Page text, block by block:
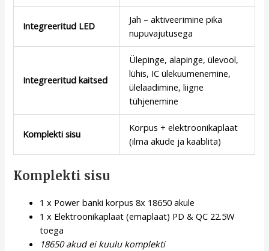
Integreeritud LED
Jah – aktiveerimine pika
nupuvajutusega
Integreeritud kaitsed
Ülepinge, alapinge, ülevool,
lühis, IC ülekuumenemine,
ülelaadimine, liigne
tühjenemine
Komplekti sisu
Korpus + elektroonikaplaat
(ilma akude ja kaablita)
Komplekti sisu
1 x Power banki korpus 8x 18650 akule
1 x Elektroonikaplaat (emaplaat) PD & QC 22.5W
toega
18650 akud ei kuulu komplekti